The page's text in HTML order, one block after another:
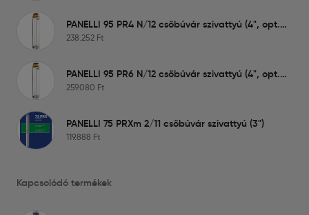
PANELLI 95 PR4 N/12 csőbúvár szivattyú (4", opt.: 4,2 m3, 60 m)
238.252 Ft
PANELLI 95 PR6 N/12 csőbúvár szivattyú (4", opt.: 6 m3, 59 m)
259.080 Ft
PANELLI 75 PRXm 2/11 csőbúvár szivattyú (3")
119.888 Ft
Kapcsolódó termékek